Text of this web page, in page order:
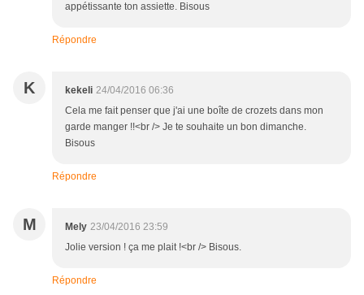
appétissante ton assiette. Bisous
Répondre
K kekeli 24/04/2016 06:36
Cela me fait penser que j'ai une boîte de crozets dans mon
garde manger !!<br /> Je te souhaite un bon dimanche.
Bisous
Répondre
M Mely 23/04/2016 23:59
Jolie version ! ça me plait !<br /> Bisous.
Répondre